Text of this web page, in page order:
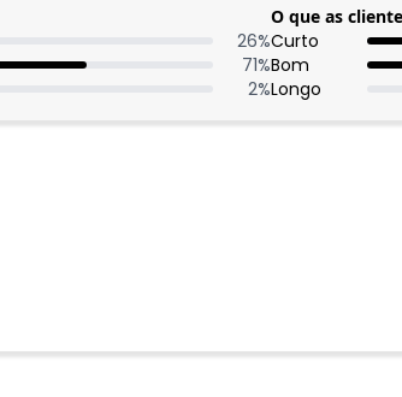
26%
71%
2%
O que as
Curto
Bom
Longo